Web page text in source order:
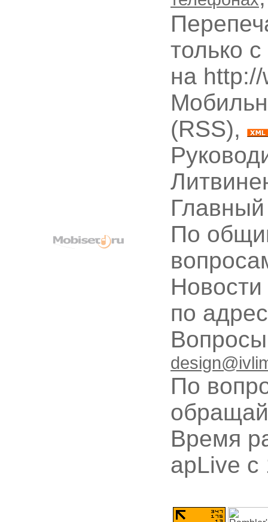
только
на
(RSS),
По
по
По
Время
apLive c